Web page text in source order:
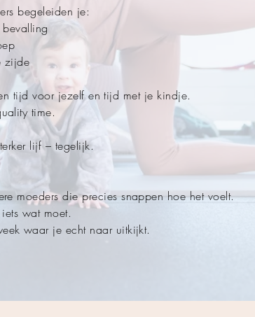
begeleiden je:
zijde
tijd voor jezelf en tijd met je kindje.
time.
lijf – tegelijk.
moeders die precies snappen hoe het voelt.
wat moet.
waar je echt naar uitkijkt.